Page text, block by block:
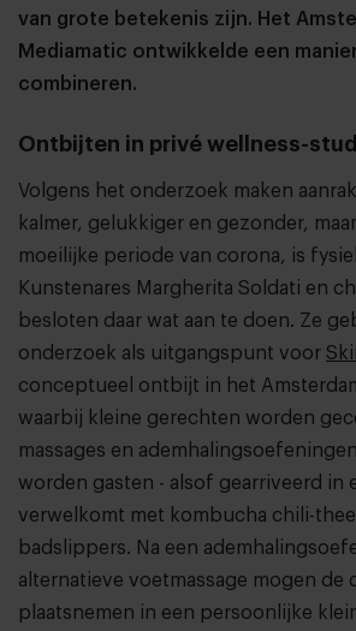
van grote betekenis zijn. Het
Mediamatic ontwikkelde een
combineren.
Ontbijten in privé wellness-
Volgens het onderzoek maken
kalmer, gelukkiger en gezonder,
moeilijke periode van corona, is
Kunstenares Margherita Soldati en
besloten daar wat aan te doen. Ze
onderzoek als uitgangspunt voor
conceptueel ontbijt in het
waarbij kleine gerechten worden
massages en
worden gasten - alsof gearriveerd in
verwelkomt met kombucha chili-
badslippers. Na een
alternatieve voetmassage mogen de
plaatsnemen in een persoonlijke